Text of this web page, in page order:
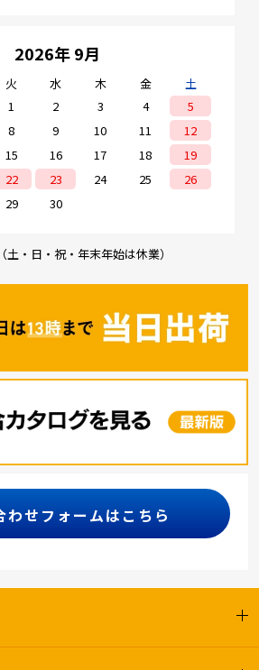
2026年 9月
火 水 木 金
土
1
2 3 4
5
8 9 10 11
12
15 16 17 18
19
22 23 24 25
26
29 30
土・日・祝・年末年始は休業）
わせフォームはこちら